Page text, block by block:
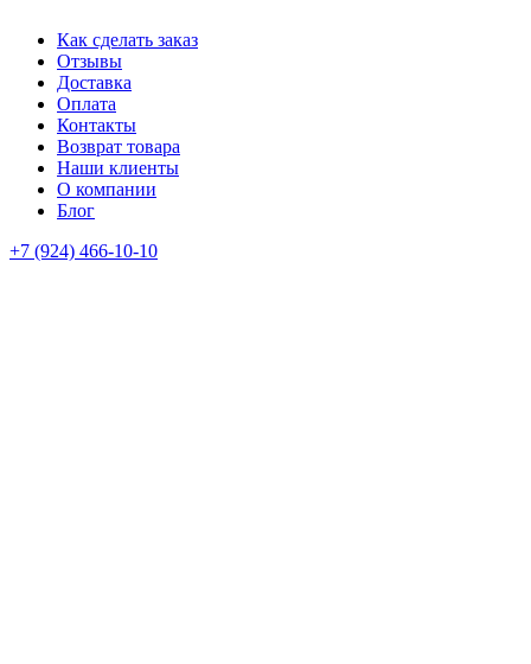
Как сделать заказ
Отзывы
Доставка
Оплата
Контакты
Возврат товара
Наши клиенты
О компании
Блог
+7 (924) 466-10-10